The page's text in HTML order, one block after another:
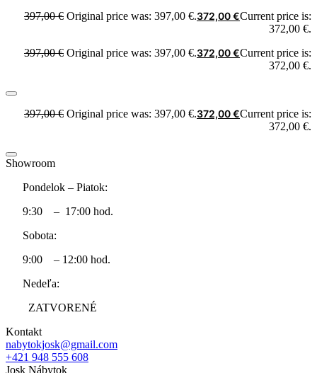
397,00€ Original price was: 397,00 €.372,00€Current price is:
372,00 €.
397,00€ Original price was: 397,00 €.372,00€Current price is:
372,00 €.
397,00€ Original price was: 397,00 €.372,00€Current price is:
372,00 €.
Showroom
Pondelok – Piatok:
9:30 – 17:00 hod.
Sobota:
9:00 – 12:00 hod.
Nedeľa:
ZATVORENÉ
Kontakt
nabytokjosk@gmail.com
+421 948 555 608
Josk Nábytok